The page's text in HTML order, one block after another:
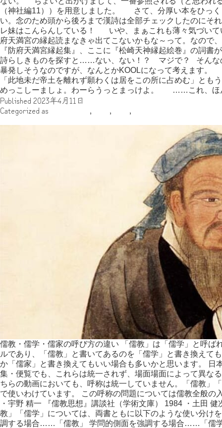
（神社編11））を用意しました。 さて、分厚い本をひっ
い。念のため頭から後ろまで漢詩は全部チェックしたのに
レ妹はこんらんしている！ いや、まぁこれも薄々気づいて
府天満宮の縁起読まなきゃ出てこないかもな～って。なの
『防府天満宮縁起集』、ここに『松崎天神縁起絵巻』の詞
詩らしきものを探すと……ない、ない！？ マジで？ そん
暴発しそうなのですが、なんとかKOOLになって考えます。
「此地未だ帝土を離れず願わくは居をこの所に占めむ」と
めっこしーましょ。わーらうっとまっけよ。 ……これ、
Published 2023年4月11日
Categorized as
, , ,
儒教・儒学・儒家の呼び方の違い 「儒教」は「儒学」と呼ば
ルであり、「儒教」と書いてあるのを「儒学」と書き換えて
か「儒家」と書き換えてもいい場合も多いかと思います。 日
集・便覧でも、これらは統一されず、場面場面によって異な
ちらの動画においても、呼称は統一していません。「儒教」
で使いわけています。 この呼称の問題については儒教全般の
・宇野 精一 『儒教思想』講談社（学術文庫） 1984 ・土田
教」「儒学」については、両書ともに以下のような使い分け
調する場合……「儒教」 学問的側面を強調する場合……「儒